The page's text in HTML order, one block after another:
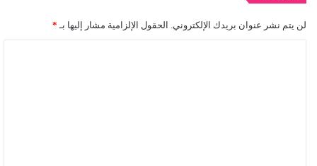
لن يتم نشر عنوان بريدك الإلكتروني. الحقول الإلزامية مشار إليها بـ *